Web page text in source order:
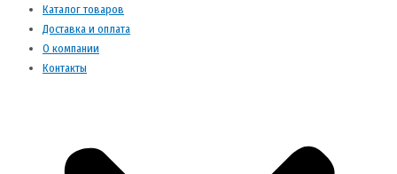
Каталог товаров
Доставка и оплата
О компании
Контакты